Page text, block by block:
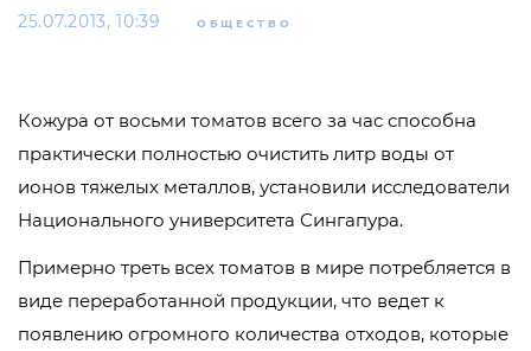
25.07.2013, 10:39 ОБЩЕСТВО
Кожура от восьми томатов всего за час способна
практически полностью очистить литр воды от
ионов тяжелых металлов, установили исследователи
Национального университета Сингапура.
Примерно треть всех томатов в мире потребляется в
виде переработанной продукции, что ведет к
появлению огромного количества отходов, которые